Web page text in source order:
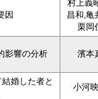
因
村上義
昌和,亀
栗岡
影響の分析 濱本
婚した者と
小河